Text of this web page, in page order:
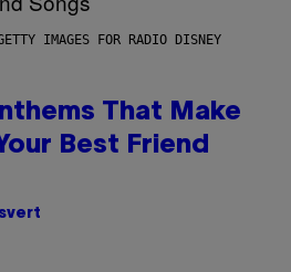
IMAGES FOR RADIO DISNEY
That Make
Best Friend